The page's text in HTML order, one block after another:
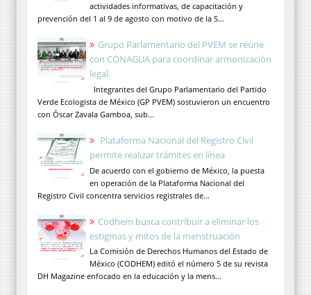
actividades informativas, de capacitación y
prevención del 1 al 9 de agosto con motivo de la S...
Grupo Parlamentario del PVEM se reúne
con CONAGUA para coordinar armonización
legal
Integrantes del Grupo Parlamentario del Partido
Verde Ecologista de México (GP PVEM) sostuvieron un encuentro
con Óscar Zavala Gamboa, sub...
Plataforma Nacional del Registro Civil
permite realizar trámites en línea
De acuerdo con el gobierno de México, la puesta
en operación de la Plataforma Nacional del
Registro Civil concentra servicios registrales de...
Codhem busca contribuir a eliminar los
estigmas y mitos de la menstruación
La Comisión de Derechos Humanos del Estado de
México (CODHEM) editó el número 5 de su revista
DH Magazine enfocado en la educación y la mens...